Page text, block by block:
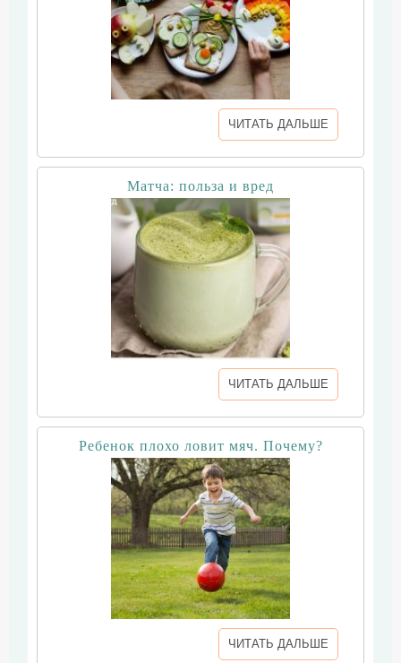
ЧИТАТЬ ДАЛЬШЕ
Матча: польза и вред
ЧИТАТЬ ДАЛЬШЕ
Ребенок плохо ловит мяч. Почему?
ЧИТАТЬ ДАЛЬШЕ